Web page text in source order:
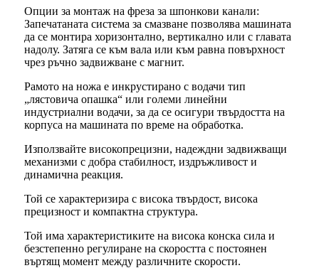
Опции за монтаж на фреза за шпонкови канали:
Запечатаната система за смазване позволява машината
да се монтира хоризонтално, вертикално или с главата
надолу. Затяга се към вала или към равна повърхност
чрез ръчно задвижване с магнит.
Рамото на ножа е инкрустирано с водачи тип
„лястовича опашка“ или големи линейни
индустриални водачи, за да се осигури твърдостта на
корпуса на машината по време на обработка.
Използвайте високопрецизни, надеждни задвижващи
механизми с добра стабилност, издръжливост и
динамична реакция.
Той се характеризира с висока твърдост, висока
прецизност и компактна структура.
Той има характеристиките на висока конска сила и
безстепенно регулиране на скоростта с постоянен
въртящ момент между различните скорости.